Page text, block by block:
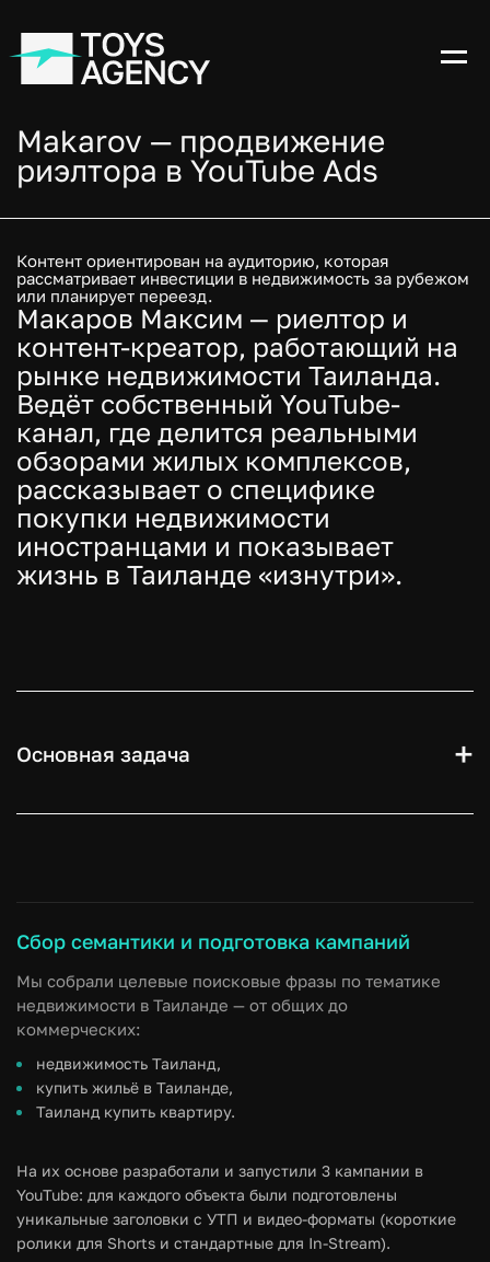
Makarov — продвижение
риэлтора в YouTube Ads
Контент ориентирован на аудиторию, которая
рассматривает инвестиции в недвижимость за рубежом
или планирует переезд.
Макаров Максим — риелтор и
контент-креатор, работающий на
рынке недвижимости Таиланда.
Ведёт собственный YouTube-
канал, где делится реальными
обзорами жилых комплексов,
рассказывает о специфике
покупки недвижимости
иностранцами и показывает
жизнь в Таиланде «изнутри».
Основная задача
риелторав русскоязычном и международном сегменте
Таиланде.
Необходимо было выстроить системную стратегию
продвижения, чтобы не просто «накрутить» просмотры,
а привлечь реальную, релевантную аудиторию, которая
потенциально может стать клиентами в будущем.
Сбор семантики и подготовка кампаний
Мы собрали целевые поисковые фразы по тематике
недвижимости в Таиланде — от общих до
коммерческих:
недвижимость Таиланд,
купить жильё в Таиланде,
Таиланд купить квартиру.
На их основе разработали и запустили 3 кампании в
YouTube: для каждого объекта были подготовлены
уникальные заголовки с УТП и видео-форматы (короткие
ролики для Shorts и стандартные для In-Stream).